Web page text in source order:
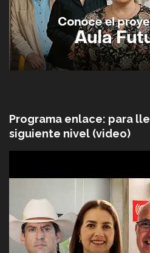
Programa enlace: para
siguiente nivel (video)